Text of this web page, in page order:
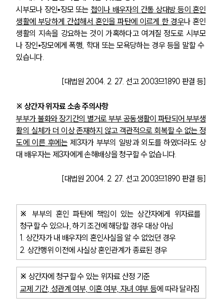
시부모나 장인•장모 또는 첩이나 배우자의 간통 상대방 등이 혼인
생활에 부당하게 간섭해서 혼인을 파탄에 이르게 한 경우나 혼인
생활의 지속을 강요하는 것이 가혹하다고 여겨질 정도로 시부모
나 장인•장모에게 폭행, 학대 또는 모욕당하는 경우 등을 말할 수
있습니다.
[대법원 2004. 2. 27. 선고 2003므1890 판결 등]
※ 상간자 위자료 소송 주의사항
부부가 불화와 장기간의 별거로 부부 공동생활이 파탄되어 부부생
활의 실체가 더 이상 존재하지 않고 객관적으로 회복할 수 없는 정
도에 이른 후에는 제3자가 부부의 일방과 외도를 하였더라도 상
대 배우자는 제3자에게 손해배상을 청구할 수 없습니다.
[대법원 2004. 2. 27. 선고 2003므1890 판결 등]
※ 부부의 혼인 파탄에 책임이 있는 상간자에게 위자료를
청구할 수 있으나, 하기 조건에 해당할 경우 대상 아님
1. 상간자가 내 배우자의 혼인사실을 알 수 없었던 경우
2. 상간행위 이전에 사실상 혼인관계가 종료된 경우
※ 상간자에 청구할 수 있는 위자료 산정 기준
교제 기간, 성관계 여부, 이혼 여부, 자녀 여부 등에 따라 달라짐